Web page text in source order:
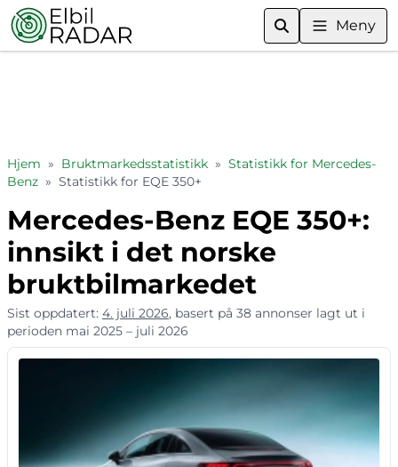
Meny
Hjem » Bruktmarkedsstatistikk » Statistikk for Mercedes-
Benz » Statistikk for EQE 350+
Mercedes-Benz EQE 350+:
innsikt i det norske
bruktbilmarkedet
Sist oppdatert: 4. juli 2026, basert på 38 annonser lagt ut i
perioden mai 2025 – juli 2026